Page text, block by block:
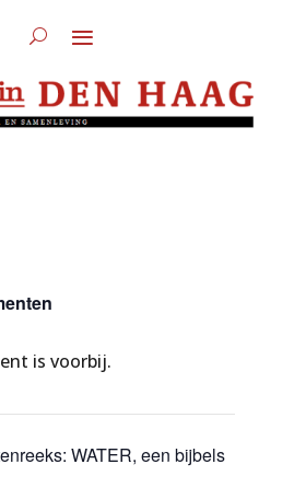
is voorbij.
WATER, een bijbels